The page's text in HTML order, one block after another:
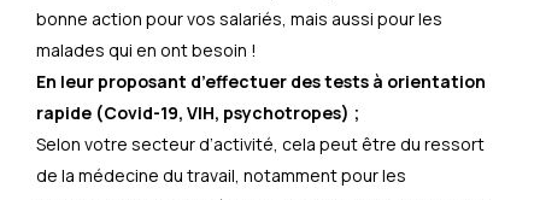
bonne action pour vos salariés, mais aussi pour les
malades qui en ont besoin !
En leur proposant d’effectuer des tests à orientation
rapide (Covid-19, VIH, psychotropes) ;
Selon votre secteur d’activité, cela peut être du ressort
de la médecine du travail, notamment pour les